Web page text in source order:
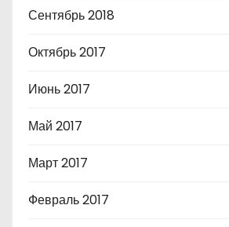
Сентябрь 2018
Октябрь 2017
Июнь 2017
Май 2017
Март 2017
Февраль 2017